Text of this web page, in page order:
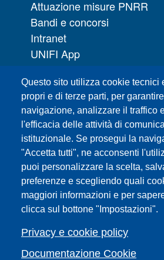
Questo sito utilizza cookie tecnici
propri e di terze parti, per
navigazione, analizzare il traffico
l'efficacia delle attività di
istituzionale. Se prosegui la
"Accetta tutti", ne acconsenti
puoi personalizzare la scelta,
preferenze e scegliendo quali
maggiori informazioni e per
clicca sul bottone "Impostazioni".
Privacy e cookie policy
Documentazione Cookie
Attuazione misure PNRR
Bandi e concorsi
Intranet
UNIFI App
URP | Ufficio Relazioni con
Sedi
Mappa del sito
Webmaster e redazione web
Elenco dei siti tematici
Accessibilità
Feed RSS
Note legali del sito
Privacy policy
Cambia idea sui cookie